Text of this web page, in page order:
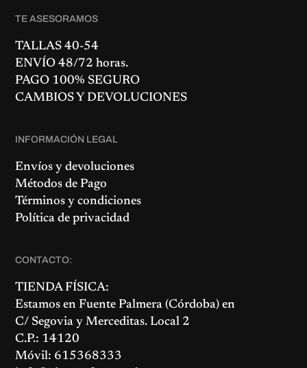
TE ASESORAMOS
TALLAS 40-54
ENVÍO 48/72 horas.
PAGO 100% SEGURO
CAMBIOS Y DEVOLUCIONES
INFORMACIÓN LEGAL
Envíos y devoluciones
Métodos de Pago
Términos y condiciones
Política de privacidad
CONTACTO:
TIENDA FÍSICA:
Estamos enFuente Palmera (Córdoba) en
C/ Segovia y Merceditas. Local 2
C.P.: 14120
Móvil: 615368333